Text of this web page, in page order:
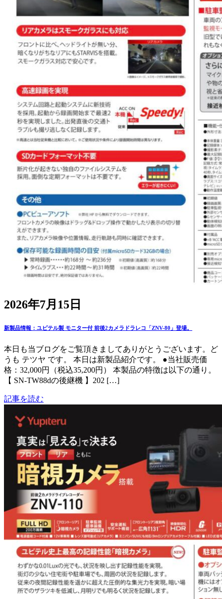
2026年7月15日
新製品情報：ユピテル製 モニター付 前後2カメラドラレコ「ZNV-80」登場。
本日も当ブログをご覧頂きましてありがとうございます。ど
うも テツヤ です。 本日は新製品紹介です。 ●当社販売価
格：32,000円（税込35,200円） 本製品の特徴は以下の通り。
【 SN-TW88dの後継機 】202 […]
記事を読む